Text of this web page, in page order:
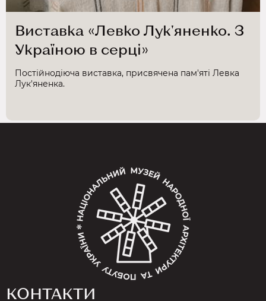
Виставка «Левко Лук'яненко. З
Україною в серці»
Постійнодіюча виставка, присвячена пам'яті Левка
Лук'яненка.
КОНТАКТИ